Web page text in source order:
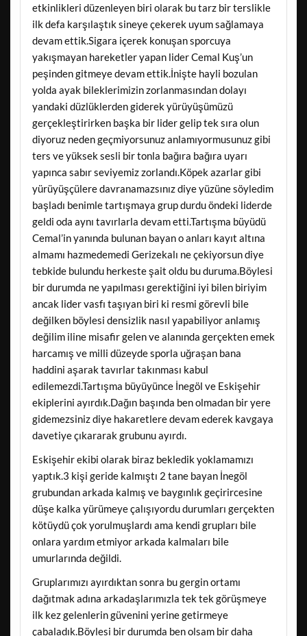
etkinlikleri düzenleyen biri olarak bu tarz bir terslikle
ilk defa karşılaştık sineye çekerek uyum sağlamaya
devam ettik.Sigara içerek konuşan sporcuya
yakışmayan hareketler yapan lider Cemal Kuş’un
peşinden gitmeye devam ettik.İnişte hayli bozulan
yolda ayak bileklerimizin zorlanmasından dolayı
yandaki düzlüklerden giderek yürüyüşümüzü
gerçekleştirirken başka bir lider gelip tek sıra olun
diyoruz neden geçmiyorsunuz anlamıyormusunuz gibi
ters ve yüksek sesli bir tonla bağıra bağıra uyarı
yapınca sabır seviyemiz zorlandı.Köpek azarlar gibi
yürüyüşçülere davranamazsınız diye yüzüne söyledim
başladı benimle tartışmaya grup durdu öndeki liderde
geldi oda aynı tavırlarla devam etti.Tartışma büyüdü
Cemal’in yanında bulunan bayan o anları kayıt altına
almamı hazmedemedi Gerizekalı ne çekiyorsun diye
tebkide bulundu herkeste şait oldu bu duruma.Böylesi
bir durumda ne yapılması gerektiğini iyi bilen biriyim
ancak lider vasfı taşıyan biri ki resmi görevli bile
değilken böylesi densizlik nasıl yapabiliyor anlamış
değilim iline misafir gelen ve alanında gerçekten emek
harcamış ve milli düzeyde sporla uğraşan bana
haddini aşarak tavırlar takınması kabul
edilemezdi.Tartışma büyüyünce İnegöl ve Eskişehir
ekiplerini ayırdık.Dağın başında ben olmadan bir yere
gidemezsiniz diye hakaretlere devam ederek kavgaya
davetiye çıkararak grubunu ayırdı.
Eskişehir ekibi olarak biraz bekledik yoklamamızı
yaptık.3 kişi geride kalmıştı 2 tane bayan İnegöl
grubundan arkada kalmış ve baygınlık geçirircesine
düşe kalka yürümeye çalışıyordu durumları gerçekten
kötüydü çok yorulmuşlardı ama kendi grupları bile
onlara yardım etmiyor arkada kalmaları bile
umurlarında değildi.
Gruplarımızı ayırdıktan sonra bu gergin ortamı
dağıtmak adına arkadaşlarımızla tek tek görüşmeye
ilk kez gelenlerin güvenini yerine getirmeye
çabaladık.Böylesi bir durumda ben olsam bir daha